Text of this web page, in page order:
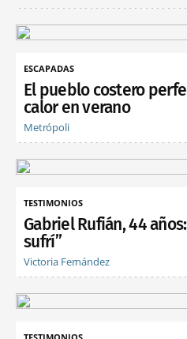
ESCAPADAS
El pueblo costero
calor en verano
Metrópoli
TESTIMONIOS
Gabriel Rufián, 44
sufrí”
Victoria Fernández